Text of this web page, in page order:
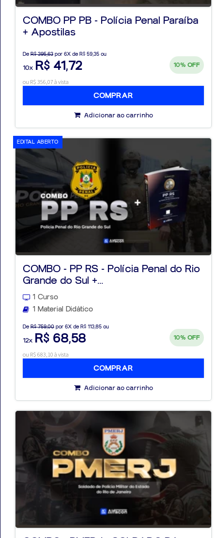
COMBO PP PB - Polícia Penal Paraíba
+ Apostilas
De R$ 395,63 por 6X de R$ 59,35 ou
10x R$ 41,72 10% OFF
ou R$ 356,07 à vista
COMPRAR
Adicionar ao carrinho
COMBO - PP RS - Polícia Penal do Rio
Grande do Sul +...
1 Curso
1 Material Didático
De R$ 759,00 por 6X de R$ 113,85 ou
12x R$ 68,58 10% OFF
ou R$ 683,10 à vista
COMPRAR
Adicionar ao carrinho
EDITAL ABERTO